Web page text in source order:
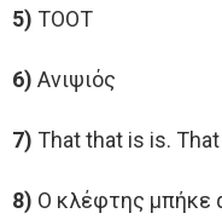
5) TOOT
6) Ανιψιός
7) That that is is.
8) Ο κλέφτης μπήκε